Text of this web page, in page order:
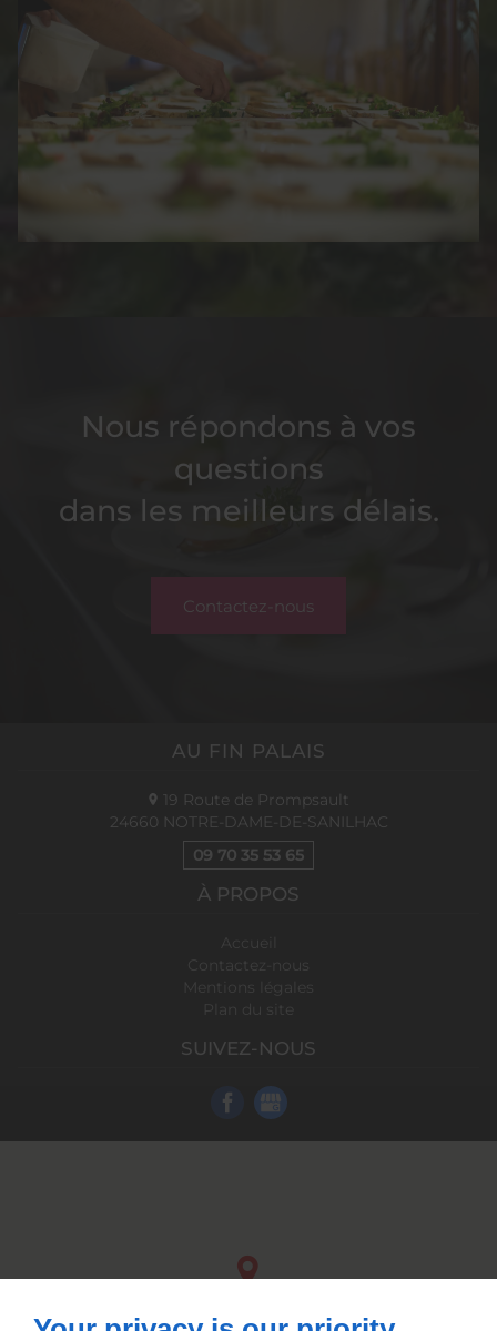
Nous répondons à vos
questions
dans les meilleurs délais.
Contactez-nous
AU FIN PALAIS
19 Route de Prompsault
24660 NOTRE-DAME-DE-SANILHAC
09 70 35 53 65
À PROPOS
Accueil
Contactez-nous
Mentions légales
Plan du site
SUIVEZ-NOUS